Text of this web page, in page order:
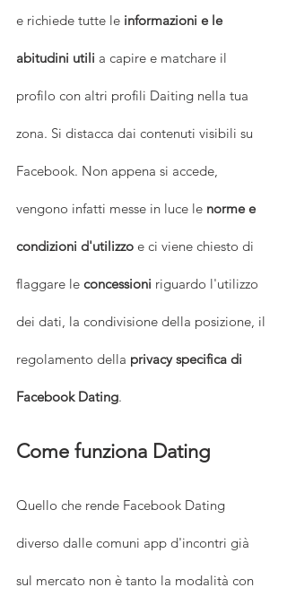
e richiede tutte le informazioni e le
abitudini utili a capire e matchare il
profilo con altri profili Daiting nella tua
zona. Si distacca dai contenuti visibili su
Facebook. Non appena si accede,
vengono infatti messe in luce le norme e
condizioni d'utilizzo e ci viene chiesto di
flaggare le concessioni riguardo l'utilizzo
dei dati, la condivisione della posizione, il
regolamento della privacy specifica di
Facebook Dating.
Come funziona Dating
Quello che rende Facebook Dating
diverso dalle comuni app d'incontri già
sul mercato non è tanto la modalità con